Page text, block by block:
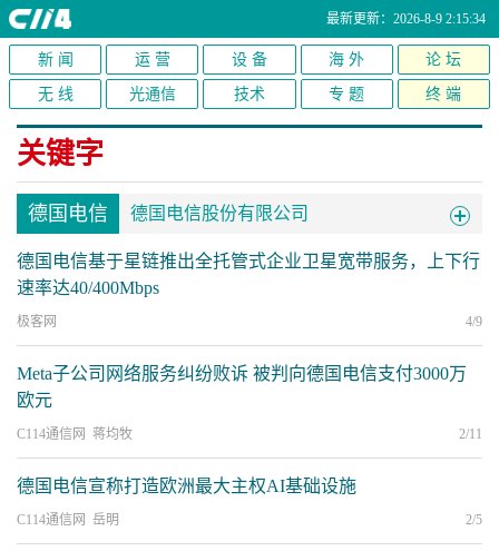
最新更新：2026-8-9 2:15:34
新 闻 运 营 设 备 海 外 论 坛
无 线 光通信 技术 专 题 终 端
关键字
德国电信 德国电信股份有限公司
德国电信基于星链推出全托管式企业卫星宽带服务，上下行
速率达40/400Mbps
极客网 4/9
Meta子公司网络服务纠纷败诉 被判向德国电信支付3000万
欧元
C114通信网 蒋均牧 2/11
德国电信宣称打造欧洲最大主权AI基础设施
C114通信网 岳明 2/5